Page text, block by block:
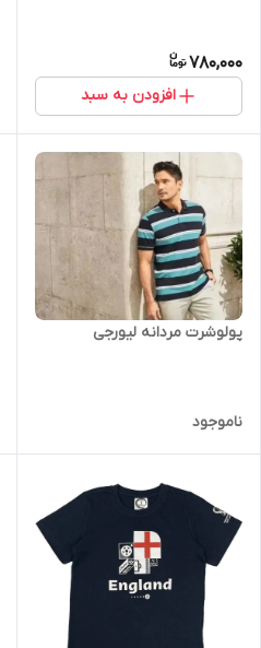
780,000
افزودن به سبد
پولوشرت مردانه لیورجی
ناموجود